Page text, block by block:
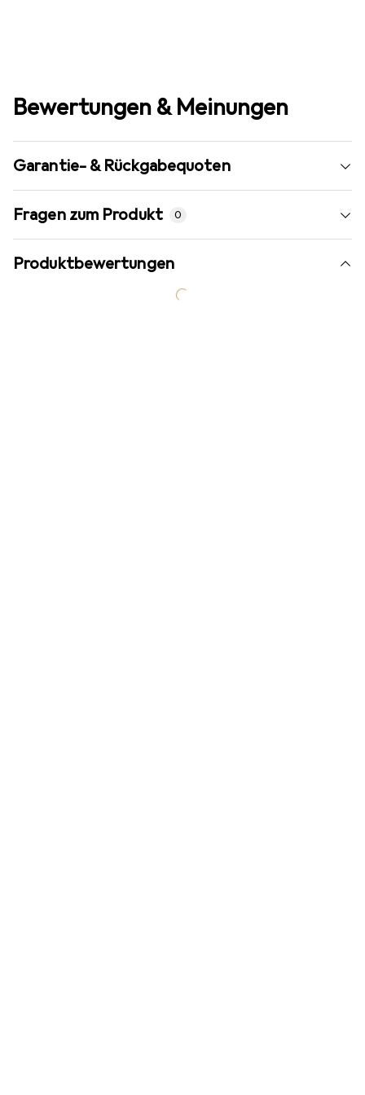
Bewertungen & Meinungen
Garantie- & Rückgabequoten
Fragen zum Produkt 0
Produktbewertungen